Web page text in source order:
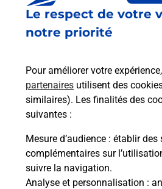
Le respect de votre
notre priorité
Pour améliorer votre
partenaires utilisent des
similaires). Les finalités des
suivantes :
Mesure d’audience : établir des
complémentaires sur
suivre la navigation.
Analyse et personnalisation :
Est-il possible d’acheter
emballage directement
Comment demander
modification de livraison ?
Comment La Poste
à votre sécurité au